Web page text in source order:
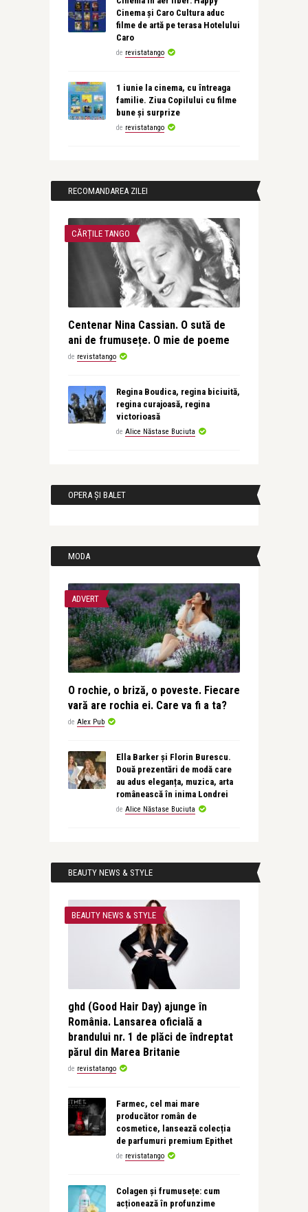
Cinema și Caro Cultura aduc
filme de artă pe terasa Hotelului
Caro
de revistatango
1 iunie la cinema, cu întreaga
familie. Ziua Copilului cu filme
bune și surprize
de revistatango
RECOMANDAREA ZILEI
CĂRȚILE TANGO
Centenar Nina Cassian. O sută de
ani de frumusețe. O mie de poeme
de revistatango
Regina Boudica, regina biciuită,
regina curajoasă, regina
victorioasă
de Alice Năstase Buciuta
OPERA ȘI BALET
MODA
ADVERT
O rochie, o briză, o poveste. Fiecare
vară are rochia ei. Care va fi a ta?
de Alex Pub
Ella Barker și Florin Burescu.
Două prezentări de modă care
au adus eleganța, muzica, arta
românească în inima Londrei
de Alice Năstase Buciuta
BEAUTY NEWS & STYLE
BEAUTY NEWS & STYLE
ghd (Good Hair Day) ajunge în
România. Lansarea oficială a
brandului nr. 1 de plăci de îndreptat
părul din Marea Britanie
de revistatango
Farmec, cel mai mare
producător român de
cosmetice, lansează colecția
de parfumuri premium Epithet
de revistatango
Colagen și frumusețe: cum
acționează în profunzime